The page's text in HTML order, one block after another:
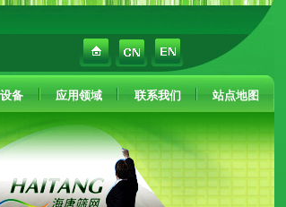
备 应用领域 联系我们 站点地图